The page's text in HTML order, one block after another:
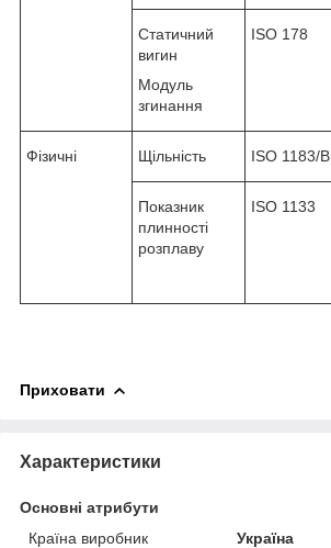
Статичний
вигин
Модуль
згинання
ISO 178
Фізичні Щільність ISO 1183/B
Показник
плинності
розплаву
ISO 1133
Приховати
Характеристики
Основні атрибути
Країна виробник
Україна